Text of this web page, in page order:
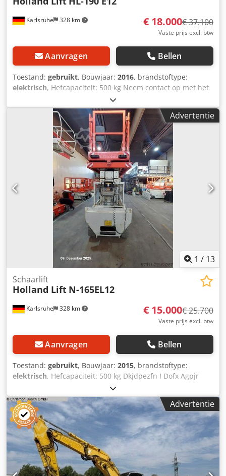
Karlsruhe 328 km € 18.000€ 37.100
Vaste prijs excl. btw
Aanvragen Bellen
Toestand: gebruikt, Bouwjaar: 2016, brandstoftype:
elektrisch, Hefcapaciteit: 500 kg Neem contact op met het
gebruikte apparatuurcentrum voor meer informatie.
Dkedpfx Ajzflifsgpjr
Advertentie
1 / 13
Karlsruhe 328 km
Schaarlift
Holland Lift N-165EL12
€ 15.000€ 25.700
Vaste prijs excl. btw
Aanvragen Bellen
Toestand: gebruikt, Bouwjaar: 2015, brandstoftype:
elektrisch, Hefcapaciteit: 500 kg Dkjdpezfn I Dofx Agpjr
Neem contact op met het gebruikte apparatuurcentrum
voor meer informatie.
Advertentie